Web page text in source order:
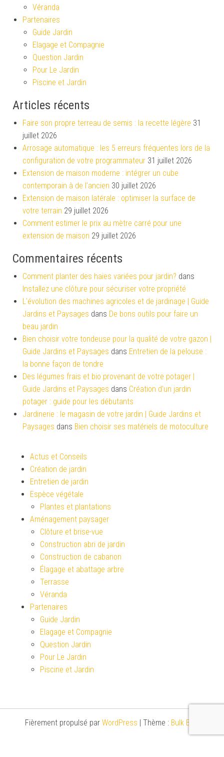
Véranda
Partenaires
Guide Jardin
Elagage et Compagnie
Question Jardin
Pour Le Jardin
Piscine et Jardin
Articles récents
Faire son propre terreau de semis : la recette légère 31
juillet 2026
Arrosage automatique : les 5 erreurs fréquentes lors de la
configuration de votre programmateur 31 juillet 2026
Extension de maison moderne : intégrer un cube
contemporain à de l’ancien 30 juillet 2026
Extension de maison latérale : optimiser la surface de
votre terrain 29 juillet 2026
Comment estimer le prix au mètre carré pour une
extension de maison 29 juillet 2026
Commentaires récents
Comment planter des haies variées pour jardin? dans
Installez une clôture pour sécuriser votre propriété
L'évolution des machines agricoles et de jardinage | Guide
Jardins et Paysages dans De bons outils pour faire un
beau jardin
Bien choisir votre tondeuse pour la qualité de votre gazon |
Guide Jardins et Paysages dans Entretien de la pelouse :
la bonne façon de tondre
Des légumes frais et bio provenant de votre potager |
Guide Jardins et Paysages dans Création d’un jardin
potager : guide pour les débutants
Jardinerie : le magasin de votre jardin | Guide Jardins et
Paysages dans Bien choisir ses matériels de motoculture
Actus et Conseils
Création de jardin
Entretien de jardin
Espèce végétale
Plantes et plantations
Aménagement paysager
Clôture et brise-vue
Construction abri de jardin
Construction de cabanon
Élagage et abattage arbre
Terrasse
Véranda
Partenaires
Guide Jardin
Elagage et Compagnie
Question Jardin
Pour Le Jardin
Piscine et Jardin
Fièrement propulsé par WordPress | Thème : Bulk Blog